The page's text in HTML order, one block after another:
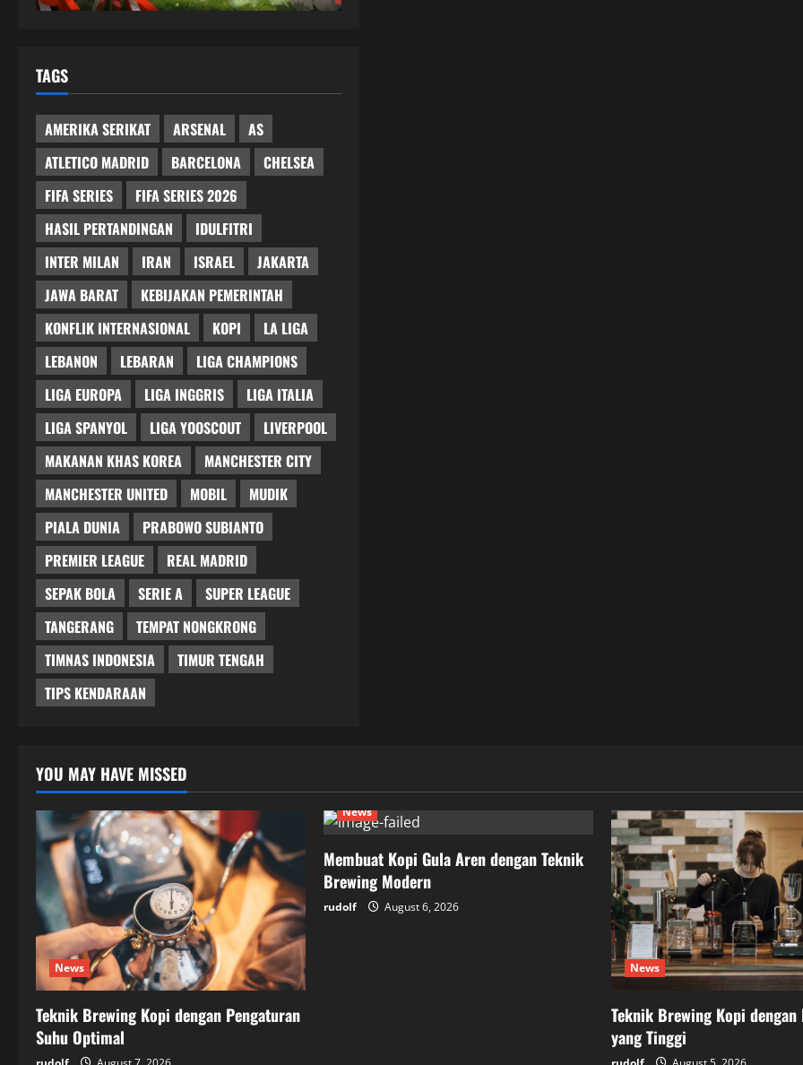
TAGS
AMERIKA SERIKAT ARSENAL
AS
ATLETICO MADRID
BARCELONA
CHELSEA
FIFA SERIES
FIFA SERIES 2026
HASIL PERTANDINGAN
IDULFITRI
INTER MILAN
IRAN ISRAEL
JAKARTA
JAWA BARAT
KEBIJAKAN PEMERINTAH
KONFLIK INTERNASIONAL
KOPI
LA LIGA
LEBANON
LEBARAN
LIGA CHAMPIONS
LIGA EUROPA
LIGA INGGRIS
LIGA ITALIA
LIGA SPANYOL
LIGA YOOSCOUT
LIVERPOOL
MAKANAN KHAS KOREA
MANCHESTER CITY
MANCHESTER UNITED
MOBIL
MUDIK
PIALA DUNIA
PRABOWO SUBIANTO
PREMIER LEAGUE
REAL MADRID
SEPAK BOLA
SERIE A
SUPER LEAGUE
TANGERANG
TEMPAT NONGKRONG
TIMNAS INDONESIA
TIMUR TENGAH
TIPS KENDARAAN
YOU MAY HAVE MISSED
News
Teknik Brewing Kopi dengan Pengaturan
Suhu Optimal
News
Membuat Kopi Gula Aren dengan Teknik
Brewing Modern
rudolf August 6, 2026
News
Teknik Brewing Kopi dengan
yang Tinggi